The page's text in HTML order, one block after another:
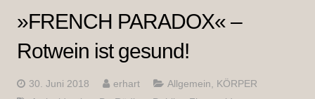
»FRENCH PARADOX« –
Rotwein ist gesund!
30. Juni 2018 erhart Allgemein, KÖRPER